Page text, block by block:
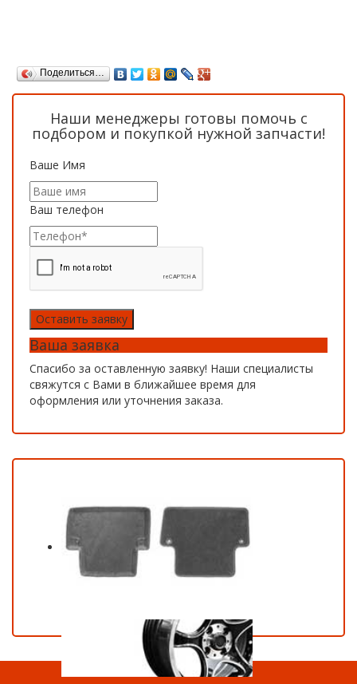
Поделиться…
Наши менеджеры готовы помочь с
подбором и покупкой нужной запчасти!
Ваше Имя
Ваш телефон
Оставить заявку
Ваша заявка
Спасибо за оставленную заявку! Наши специалисты
свяжутся с Вами в ближайшее время для
оформления или уточнения заказа.